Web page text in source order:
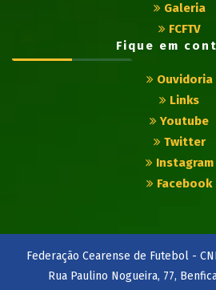
Galeria
FCFTV
Fique em
Ouvidoria
Links
Youtube
Twitter
Instagram
Facebook
Federação Cearense de Futebol -
Rua Paulino Nogueira, 77,